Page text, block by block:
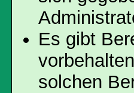
Es gibt
solchen